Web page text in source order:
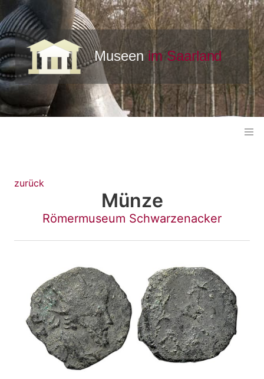
zurück
Münze
Römermuseum Schwarzenacker